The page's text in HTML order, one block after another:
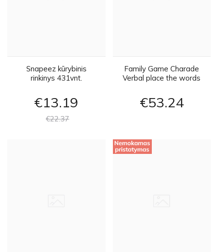
Snapeez kūrybinis
rinkinys 431vnt.
€13 19
€2237
Family Game Charade
Verbal place the words
€53 24